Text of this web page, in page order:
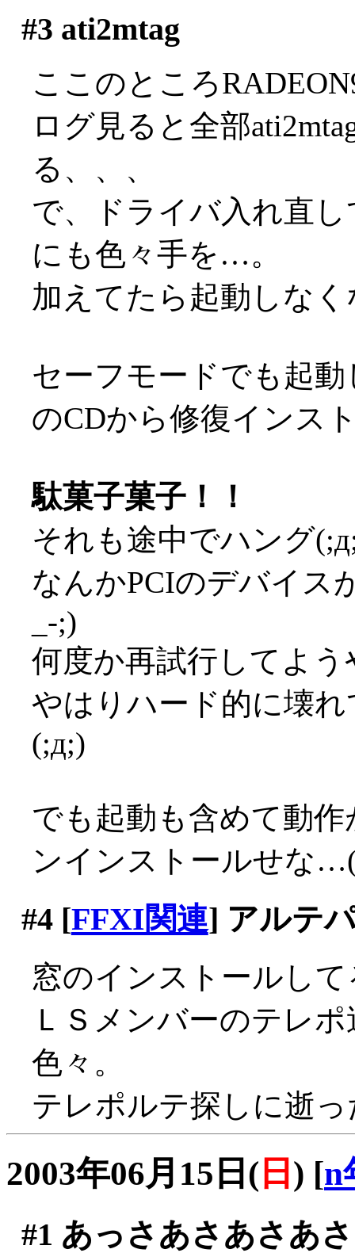
#3 ati2mtag
ここのところ
ログ見ると全部
る、、、
で、ドライバ入れ直
にも色々手を…。
加えてたら起動しな
セーフモードでも起
のCDから修復インス
駄菓子菓子！！
それも途中でハング
なんかPCIのデバイ
_-;)
何度か再試行してよ
やはりハード的に壊
(;д;)
でも起動も含めて動
ンインストールせな
#4[FFXI関連] アルテ
窓のインストールし
ＬＳメンバーのテレ
色々。
テレポルテ探しに逝
2003年06月15日( 日 ) [n
#1 あっさあさあさあ